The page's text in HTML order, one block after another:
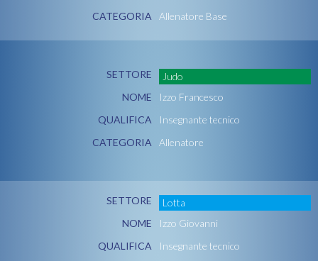
CATEGORIA
Allenatore Base
SETTORE
Judo
NOME
Izzo Francesco
QUALIFICA
Insegnante tecnico
CATEGORIA
Allenatore
SETTORE
Lotta
NOME
Izzo Giovanni
QUALIFICA
Insegnante tecnico